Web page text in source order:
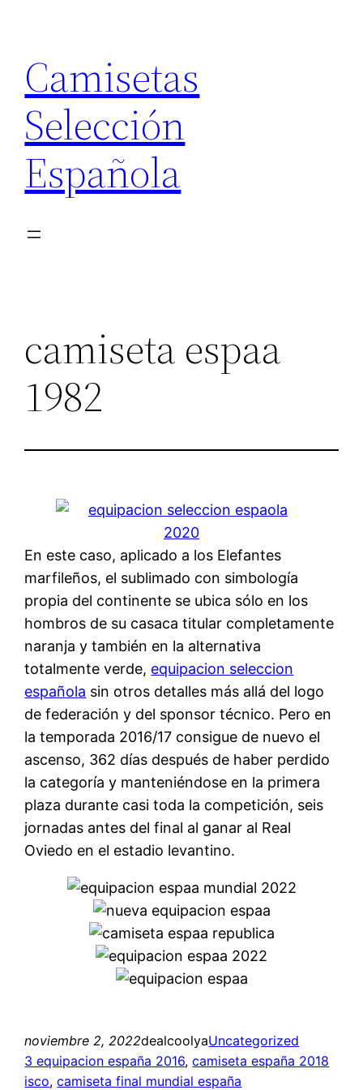
contenido
Camisetas
Selección
Española
camiseta espaa
1982
En este caso, aplicado a los Elefantes
marfileños, el sublimado con simbología
propia del continente se ubica sólo en los
hombros de su casaca titular completamente
naranja y también en la alternativa
totalmente verde, equipacion seleccion
española sin otros detalles más allá del logo
de federación y del sponsor técnico. Pero en
la temporada 2016/17 consigue de nuevo el
ascenso, 362 días después de haber perdido
la categoría y manteniéndose en la primera
plaza durante casi toda la competición, seis
jornadas antes del final al ganar al Real
Oviedo en el estadio levantino.
noviembre 2, 2022dealcoolyaUncategorized
3 equipacion españa 2016, camiseta españa 2018
isco, camiseta final mundial españa